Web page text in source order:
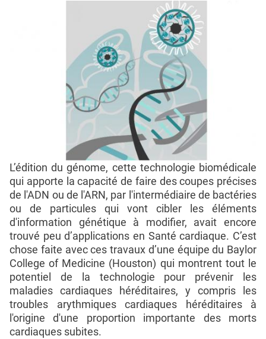
L’édition du génome, cette technologie biomédicale
qui apporte la capacité de faire des coupes précises
de l'ADN ou de l'ARN, par l'intermédiaire de bactéries
ou de particules qui vont cibler les éléments
d'information génétique à modifier, avait encore
trouvé peu d’applications en Santé cardiaque. C’est
chose faite avec ces travaux d’une équipe du Baylor
College of Medicine (Houston) qui montrent tout le
potentiel de la technologie pour prévenir les
maladies cardiaques héréditaires, y compris les
troubles arythmiques cardiaques héréditaires à
l'origine d'une proportion importante des morts
cardiaques subites.